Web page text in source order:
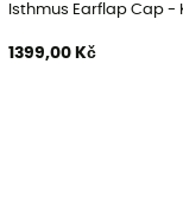
Isthmus Earflap Cap -
1399,00 Kč